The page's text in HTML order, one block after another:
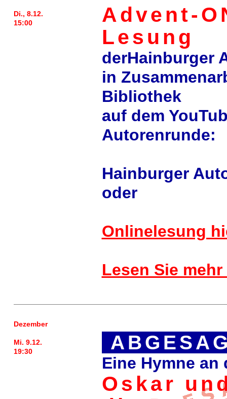
Di., 8.12.
15:00
Advent-
Lesung
derHainburger
in
Bibliothek
auf dem
Autorenrunde:
Hainburger
oder
Onlinelesung
Lesen Sie
Dezember
Mi. 9.12.
19:30
Eine Hymne an
Oskar